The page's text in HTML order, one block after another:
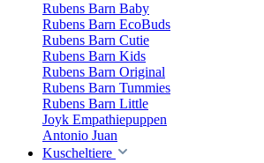
Rubens Barn Baby
Rubens Barn EcoBuds
Rubens Barn Cutie
Rubens Barn Kids
Rubens Barn Original
Rubens Barn Tummies
Rubens Barn Little
Joyk Empathiepuppen
Antonio Juan
Kuscheltiere